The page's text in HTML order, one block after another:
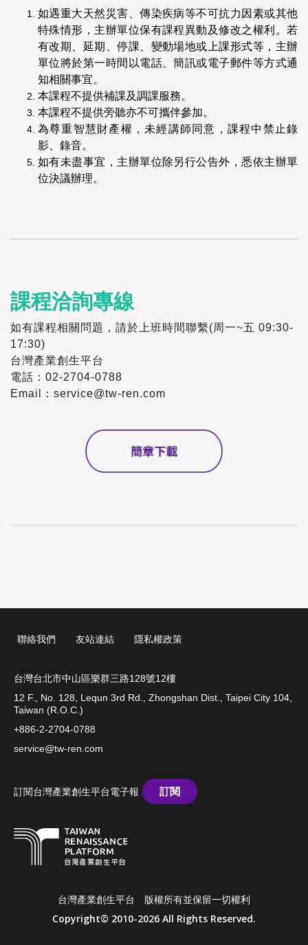
如遇重大天然災害、傳染疾病等不可抗力因素或其他
特殊情形，主辦單位保有課程異動及修改之權利。若
有改期、延期、停課、變動場地或上課形式等，主辦
單位將於第一時間以電話、簡訊或電子郵件等方式通
知相關事宜。
本課程不提供補課及調課服務。
本課程不提供旁聽亦不可攜伴參加。
為尊重智慧財產權，未經講師同意，課程中禁止錄
影、錄音。
如有未盡事宜，主辦單位除另行公告外，悉依主辦單
位決議辦理。
課程洽詢專線
如有課程相關問題，請於上班時間聯繫(周一~五 09:30-
17:30)
台灣產業創生平台
電話：02-2704-0788
Email：service@tw-ren.com
聯絡我們 友站連結 隱私權政策
台灣台北市中山區樂群三路128號12樓
12 F., No. 128, Lequn 3rd Rd., Zhongshan Dist., Taipei City 104,
Taiwan (R.O.C.)
+886-2-2704-0788
service@tw-ren.com
訂閱台灣產業創生平台電子報 訂閱
台灣產業創生平台 版權所有並保留一切權利
Copyright© 2010-2026 All Rights Reserved.